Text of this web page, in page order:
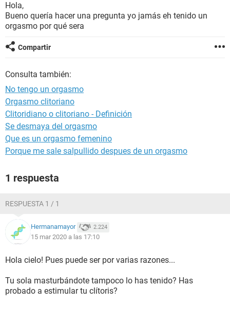
BIENESTAR
Hola,
Bueno quería hacer una pregunta yo jamás eh tenido un
orgasmo por qué sera
Compartir
Consulta también:
No tengo un orgasmo
Orgasmo clitoriano
Clitoridiano o clitoriano - Definición
Se desmaya del orgasmo
Que es un orgasmo femenino
Porque me sale salpullido despues de un orgasmo
1 respuesta
RESPUESTA 1 / 1
Hermanamayor 2.224
15 mar 2020 a las 17:10
Hola cielo! Pues puede ser por varias razones...
Tu sola masturbándote tampoco lo has tenido? Has
probado a estimular tu clítoris?